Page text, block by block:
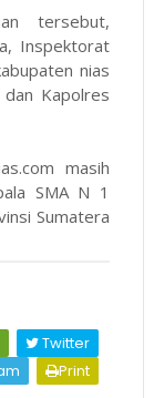
tersebut,
Inspektorat
nias
Kapolres
masih
SMA N 1
Sumatera
Twitter
Print